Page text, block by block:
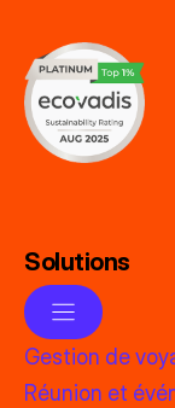
Solutions
Gestion de
Réunion et